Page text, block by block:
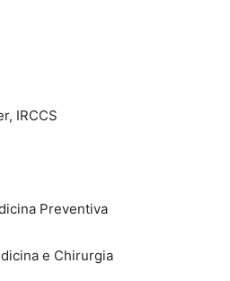
IRCCS
Preventiva
e Chirurgia